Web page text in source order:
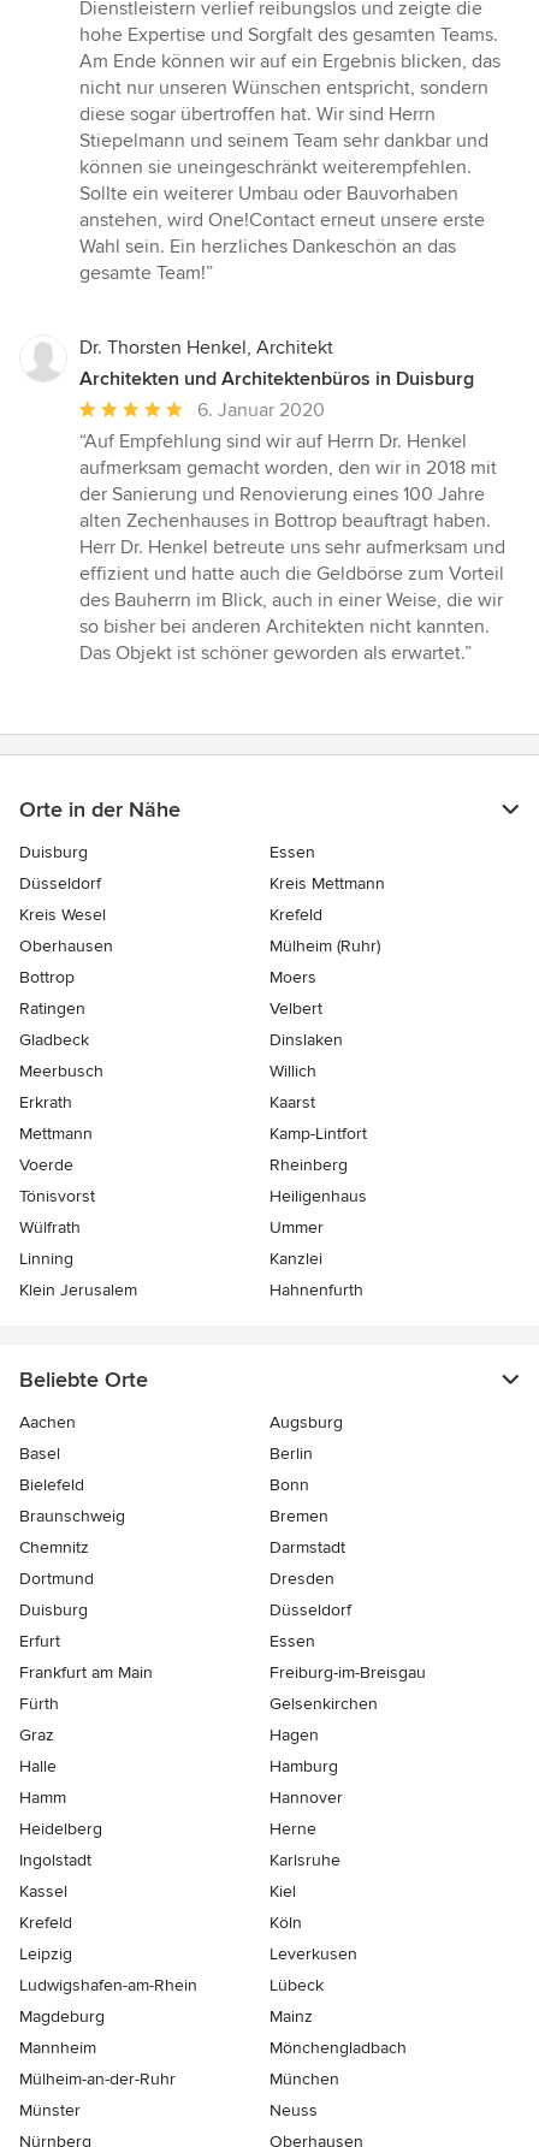
Dienstleistern verlief reibungslos und zeigte die
hohe Expertise und Sorgfalt des gesamten Teams.
Am Ende können wir auf ein Ergebnis blicken, das
nicht nur unseren Wünschen entspricht, sondern
diese sogar übertroffen hat. Wir sind Herrn
Stiepelmann und seinem Team sehr dankbar und
können sie uneingeschränkt weiterempfehlen.
Sollte ein weiterer Umbau oder Bauvorhaben
anstehen, wird One!Contact erneut unsere erste
Wahl sein. Ein herzliches Dankeschön an das
gesamte Team!”
Dr. Thorsten Henkel, Architekt
Architekten und Architektenbüros in Duisburg
Durchschnittliche
Bewertung:
5
von
5
Sternen
6. Januar 2020
“Auf Empfehlung sind wir auf Herrn Dr. Henkel
aufmerksam gemacht worden, den wir in 2018 mit
der Sanierung und Renovierung eines 100 Jahre
alten Zechenhauses in Bottrop beauftragt haben.
Herr Dr. Henkel betreute uns sehr aufmerksam und
effizient und hatte auch die Geldbörse zum Vorteil
des Bauherrn im Blick, auch in einer Weise, die wir
so bisher bei anderen Architekten nicht kannten.
Das Objekt ist schöner geworden als erwartet.”
Orte in der Nähe
Duisburg
Essen
Düsseldorf
Kreis Mettmann
Kreis Wesel
Krefeld
Oberhausen
Mülheim (Ruhr)
Bottrop
Moers
Ratingen
Velbert
Gladbeck
Dinslaken
Meerbusch
Willich
Erkrath
Kaarst
Mettmann
Kamp-Lintfort
Voerde
Rheinberg
Tönisvorst
Heiligenhaus
Wülfrath
Ummer
Linning
Kanzlei
Klein Jerusalem
Hahnenfurth
Beliebte Orte
Aachen
Augsburg
Basel
Berlin
Bielefeld
Bonn
Braunschweig
Bremen
Chemnitz
Darmstadt
Dortmund
Dresden
Duisburg
Düsseldorf
Erfurt
Essen
Frankfurt am Main
Freiburg-im-Breisgau
Fürth
Gelsenkirchen
Graz
Hagen
Halle
Hamburg
Hamm
Hannover
Heidelberg
Herne
Ingolstadt
Karlsruhe
Kassel
Kiel
Krefeld
Köln
Leipzig
Leverkusen
Ludwigshafen-am-Rhein
Lübeck
Magdeburg
Mainz
Mannheim
Mönchen­gladbach
Mülheim-an-der-Ruhr
München
Münster
Neuss
Nürnberg
Oberhausen